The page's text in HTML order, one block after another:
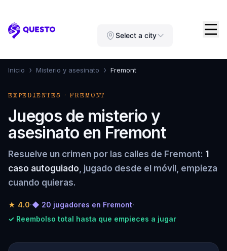
Questo Select a city
Inicio › Misterio y asesinato › Fremont
EXPEDIENTES · FREMONT
Juegos de misterio y
asesinato en Fremont
Resuelve un crimen por las calles de Fremont: 1
caso autoguiado, jugado desde el móvil, empieza
cuando quieras.
★ 4.0·◆ 20 jugadores en Fremont·
✓ Reembolso total hasta que empieces a jugar